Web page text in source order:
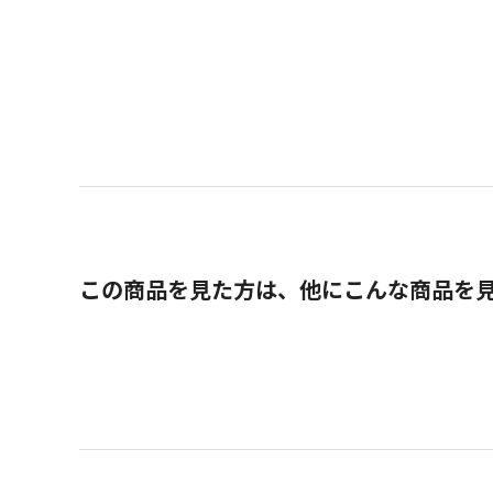
この商品を見た方は、他にこんな商品を